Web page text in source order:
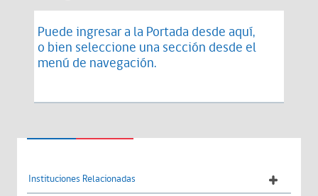
Puede ingresar a la Portada desde aquí,
o bien seleccione una sección desde el
menú de navegación.
Instituciones Relacionadas